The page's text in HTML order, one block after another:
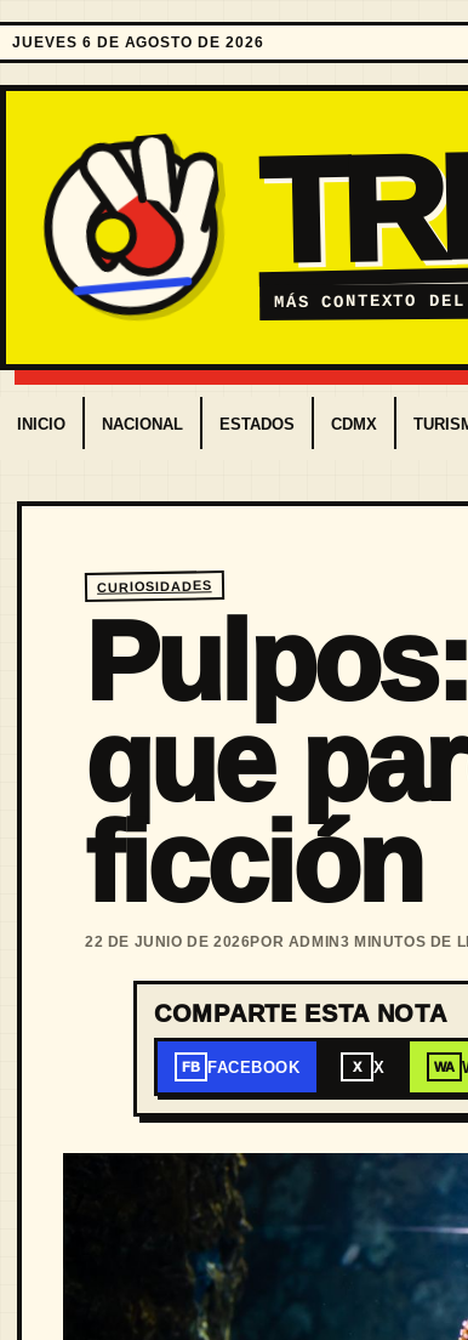
JUEVES 6 DE AGOSTO DE 2026
MÁS CONTEXTO
INICIO NACIONAL ESTADOS CDMX
CURIOSIDADES
que
ficción
22 DE JUNIO DE 2026POR ADMIN 3 MINUTOS DE
COMPARTE ESTA NOTA
FB FACEBOOK X X WA